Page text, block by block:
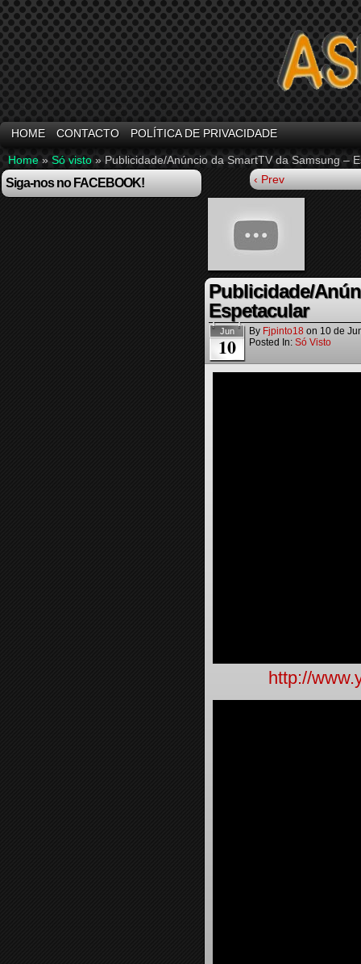
HOME CONTACTO POLÍTICA DE PRIVACIDADE
Home » Só visto » Publicidade/Anúncio da SmartTV da Samsung –
Siga-nos no FACEBOOK! ‹ Prev
Publicidade/
Espetacular
Jun
10
By Fjpinto18 on 10 de
Posted In: Só Visto
http://